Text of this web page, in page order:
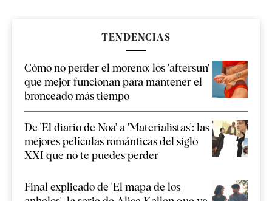
TENDENCIAS
Cómo no perder el moreno: los 'aftersun'
que mejor funcionan para mantener el
bronceado más tiempo
De 'El diario de Noa' a 'Materialistas': las
mejores películas románticas del siglo
XXI que no te puedes perder
Final explicado de 'El mapa de los